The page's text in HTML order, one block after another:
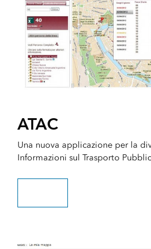
ATAC
Una nuova applicazione per la
Informazioni sul Trasporto